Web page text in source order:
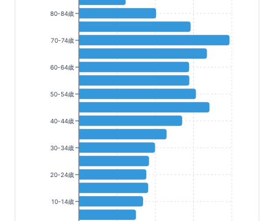
80-84歳
70-74歳
60-64歳
50-54歳
40-44歳
30-34歳
20-24歳
10-14歳